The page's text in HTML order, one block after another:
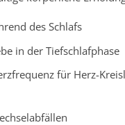
des Schlafs
in der Tiefschlafphase
für Herz-